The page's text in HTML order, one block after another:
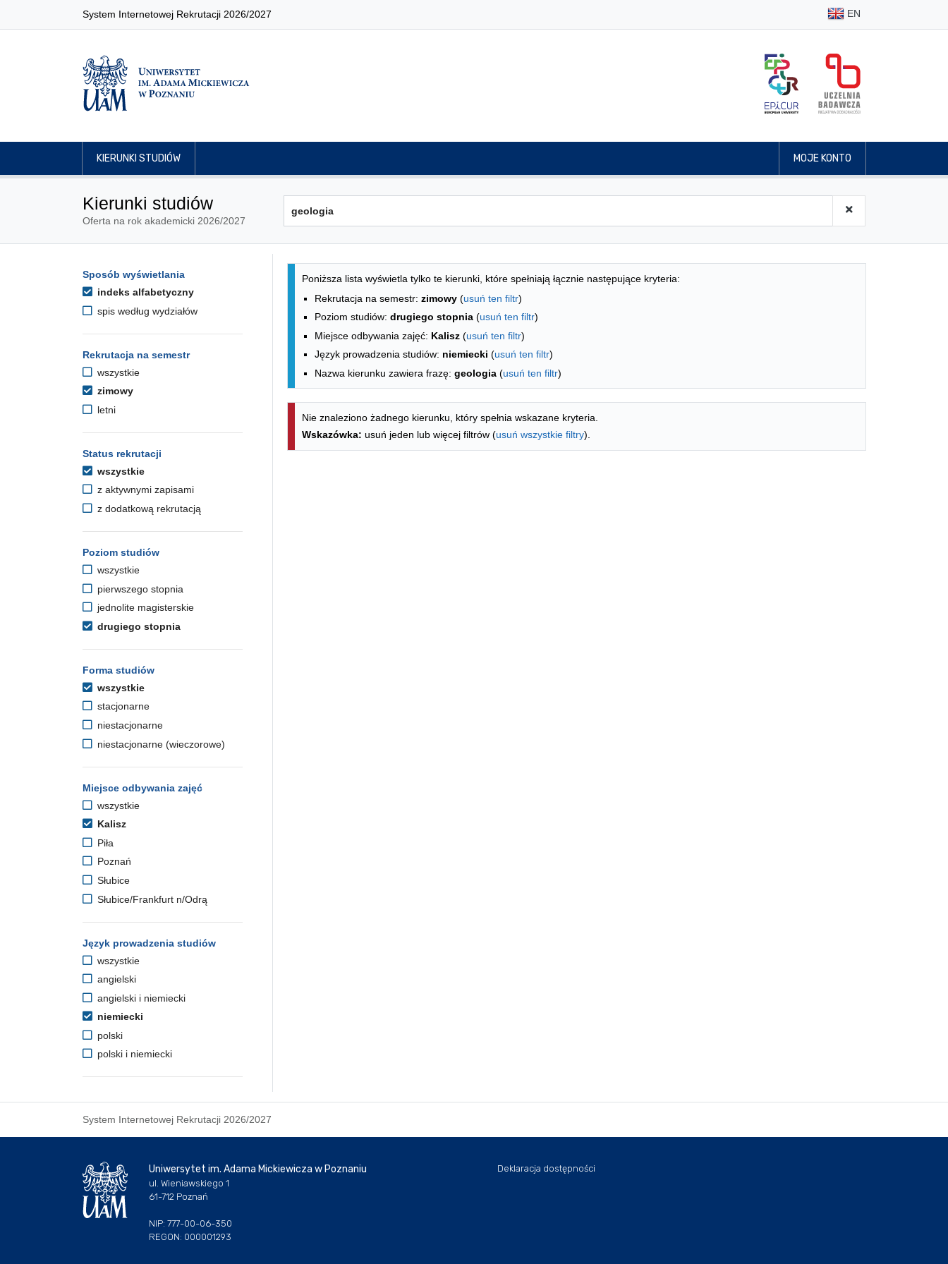
System Internetowej Rekrutacji 2026/2027 EN
KIERUNKI STUDIÓW MOJE KONTO
Kierunki studiów
Oferta na rok akademicki 2026/2027
Opcje filtrowania kierunków studiów
Przejdź do listy kierunków
Sposób wyświetlania
indeks alfabetyczny
spis według wydziałów
Rekrutacja na semestr
wszystkie
zimowy
letni
Status rekrutacji
wszystkie
z aktywnymi zapisami
z dodatkową rekrutacją
Poziom studiów
wszystkie
pierwszego stopnia
jednolite magisterskie
drugiego stopnia
Forma studiów
wszystkie
stacjonarne
niestacjonarne
niestacjonarne (wieczorowe)
Miejsce odbywania zajęć
wszystkie
Kalisz
Piła
Poznań
Słubice
Słubice/Frankfurt n/Odrą
Język prowadzenia studiów
wszystkie
angielski
angielski i niemiecki
niemiecki
polski
polski i niemiecki
Lista kierunków - indeks alfabetyczny
Poniższa lista wyświetla tylko te kierunki, które spełniają łącznie następujące kryteria:
Rekrutacja na semestr: zimowy (usuń ten filtr)
Poziom studiów: drugiego stopnia (usuń ten filtr)
Miejsce odbywania zajęć: Kalisz (usuń ten filtr)
Język prowadzenia studiów: niemiecki (usuń ten filtr)
Nazwa kierunku zawiera frazę: geologia (usuń ten filtr)
Nie znaleziono żadnego kierunku, który spełnia wskazane kryteria.
Wskazówka: usuń jeden lub więcej filtrów (usuń wszystkie filtry).
System Internetowej Rekrutacji 2026/2027
Uniwersytet im. Adama Mickiewicza w Poznaniu
ul. Wieniawskiego 1
61-712 Poznań
NIP: 777-00-06-350
REGON: 000001293
Deklaracja dostępności